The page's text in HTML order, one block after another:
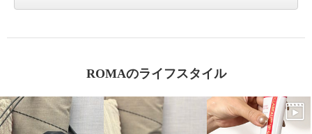
ROMAのライフスタイル